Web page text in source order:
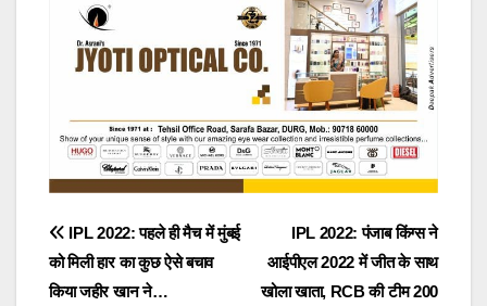
Post
navigation
IPL 2022: पंजाब किंग्स ने
आईपीएल 2022 में जीत के साथ
खोला खाता, RCB की टीम 200
IPL 2022: पहले ही मैच में मुंबई
को मिली हार का कुछ ऐसे बचाव
किया जहीर खान ने…